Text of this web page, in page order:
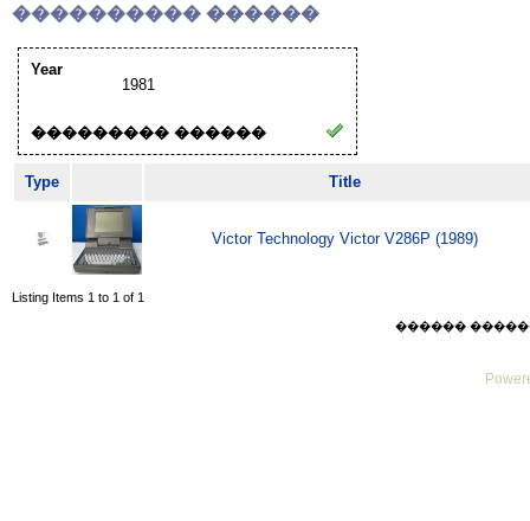
���������� ������
Year
1981
��������� ������
Type Title
Victor Technology Victor V286P (1989)
Listing Items 1 to 1 of 1
������ ������